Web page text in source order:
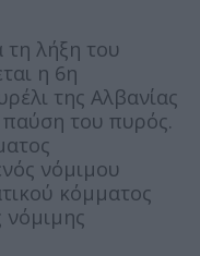
τη λήξη του
η 6η
της Αλβανίας
παύση του πυρός.
νόμιμου
κόμματος
νόμιμης